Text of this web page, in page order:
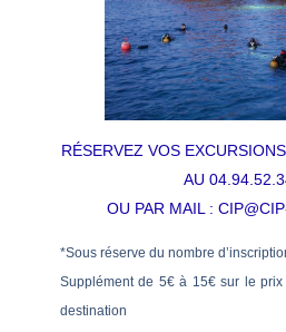
RÉSERVEZ VOS
AU
OU PAR MAIL :
*Sous réserve du nombre
Supplément de 5€ à 15€ sur le
destination